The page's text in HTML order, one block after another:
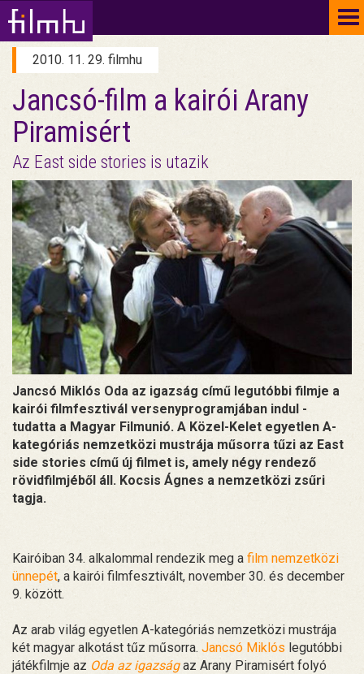
2010. 11. 29. filmhu
Jancsó-film a kairói Arany
Piramisért
Az East side stories is utazik
Jancsó Miklós Oda az igazság című legutóbbi filmje a
kairói filmfesztivál versenyprogramjában indul -
tudatta a Magyar Filmunió. A Közel-Kelet egyetlen A-
kategóriás nemzetközi mustrája műsorra tűzi az East
side stories című új filmet is, amely négy rendező
rövidfilmjéből áll. Kocsis Ágnes a nemzetközi zsűri
tagja.
Kairóiban 34. alkalommal rendezik meg a film nemzetközi
ünnepét, a kairói filmfesztivált, november 30. és december
9. között.
Az arab világ egyetlen A-kategóriás nemzetközi mustrája
két magyar alkotást tűz műsorra. Jancsó Miklós legutóbbi
játékfilmje az Oda az igazságaz Arany Piramisért folyó